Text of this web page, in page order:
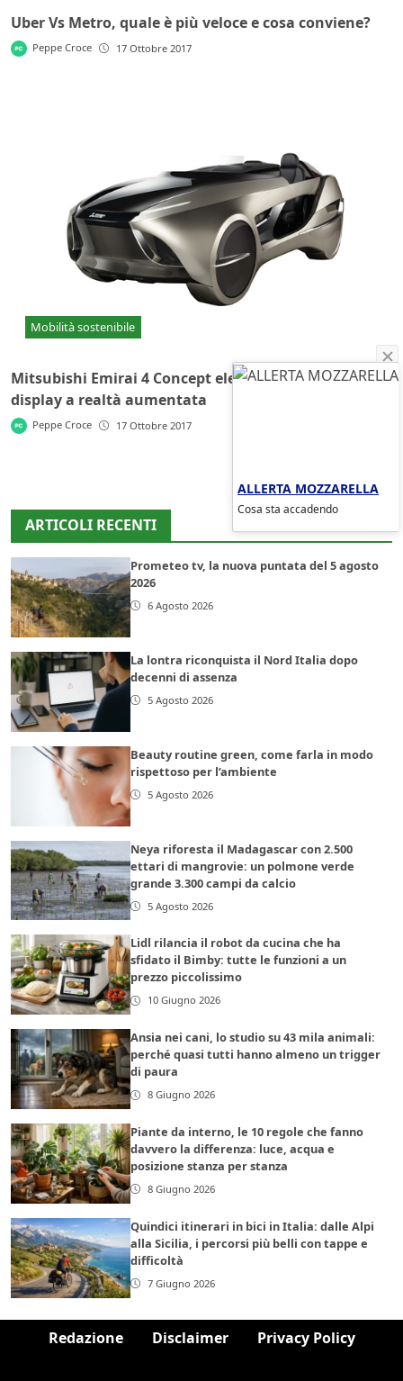
Uber Vs Metro, quale è più veloce e cosa conviene?
Peppe Croce 17 Ottobre 2017
Mobilità sostenibile
Mitsubishi Emirai 4 Concept elettrico con Heads-up
display a realtà aumentata
Peppe Croce 17 Ottobre 2017
ARTICOLI RECENTI
Prometeo tv, la nuova puntata del 5 agosto
2026
6 Agosto 2026
La lontra riconquista il Nord Italia dopo
decenni di assenza
5 Agosto 2026
Beauty routine green, come farla in modo
rispettoso per l’ambiente
5 Agosto 2026
Neya riforesta il Madagascar con 2.500
ettari di mangrovie: un polmone verde
grande 3.300 campi da calcio
5 Agosto 2026
Lidl rilancia il robot da cucina che ha
sfidato il Bimby: tutte le funzioni a un
prezzo piccolissimo
10 Giugno 2026
Ansia nei cani, lo studio su 43 mila animali:
perché quasi tutti hanno almeno un trigger
di paura
8 Giugno 2026
Piante da interno, le 10 regole che fanno
davvero la differenza: luce, acqua e
posizione stanza per stanza
8 Giugno 2026
Quindici itinerari in bici in Italia: dalle Alpi
alla Sicilia, i percorsi più belli con tappe e
difficoltà
7 Giugno 2026
Redazione Disclaimer Privacy Policy
ALLERTA MOZZARELLA
Cosa sta accadendo